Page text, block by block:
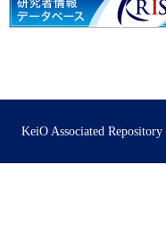
KeiO Associated